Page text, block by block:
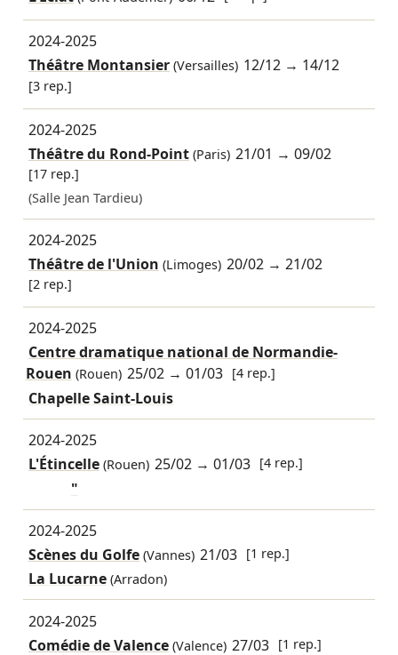
2024-2025
Théâtre Montansier(Versailles) 12/12 → 14/12
[3 rep.]
2024-2025
Théâtre du Rond-Point(Paris) 21/01 →09/02
[17 rep.]
(Salle Jean Tardieu)
2024-2025
Théâtre de l'Union (Limoges) 20/02 →21/02
[2 rep.]
2024-2025
Centre dramatique national de Normandie-
Rouen (Rouen) 25/02 →01/03 [4 rep.]
Chapelle Saint-Louis
2024-2025
L'Étincelle(Rouen) 25/02 →01/03 [4 rep.]
"
2024-2025
Scènes du Golfe(Vannes) 21/03 [1 rep.]
La Lucarne (Arradon)
2024-2025
Comédie de Valence(Valence) 27/03 [1 rep.]